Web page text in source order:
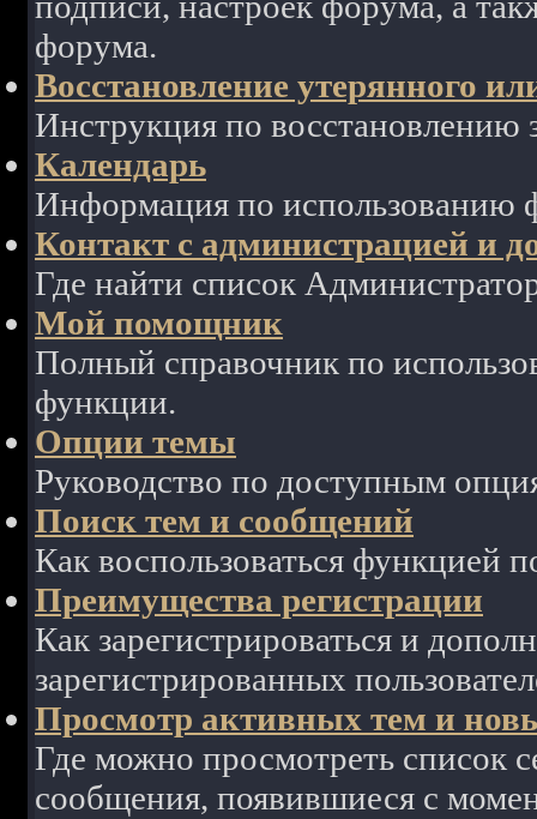
форума.
Восстановление утерянного
Инструкция по восстановлению
Календарь
Информация по использованию
Контакт с администрацией и
Где найти список
Мой помощник
Полный справочник по
функции.
Опции темы
Руководство по доступным
Поиск тем и сообщений
Как воспользоваться функцией
Преимущества регистрации
Как зарегистрироваться и
зарегистрированных
Просмотр активных тем и
Где можно просмотреть список
сообщения, появившиеся с